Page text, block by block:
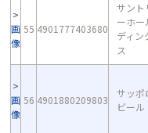
画
像
55 4901777403680
サント
ーホー
ディン
ス
画
像
56 4901880209803
サッポ
ビール